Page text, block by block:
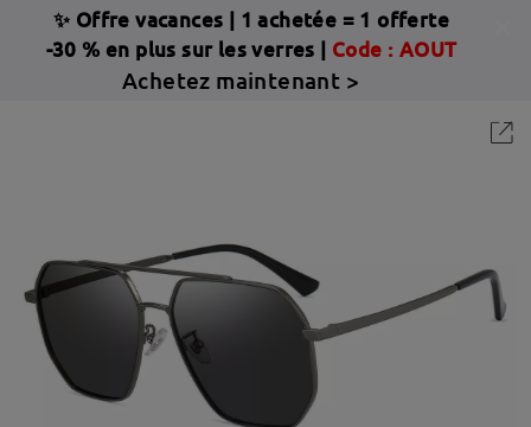
✨ Offre vacances | 1 achetée = 1 offerte
-30 % en plus sur les verres | Code : AOUT
Achetez maintenant >